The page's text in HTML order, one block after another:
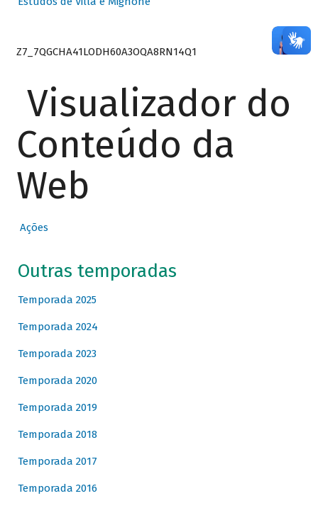
Z7_7QGCHA41LODH60A3OQA8RN14Q1
Visualizador do
Conteúdo da
Web
Ações
Outras temporadas
Temporada 2025
Temporada 2024
Temporada 2023
Temporada 2020
Temporada 2019
Temporada 2018
Temporada 2017
Temporada 2016